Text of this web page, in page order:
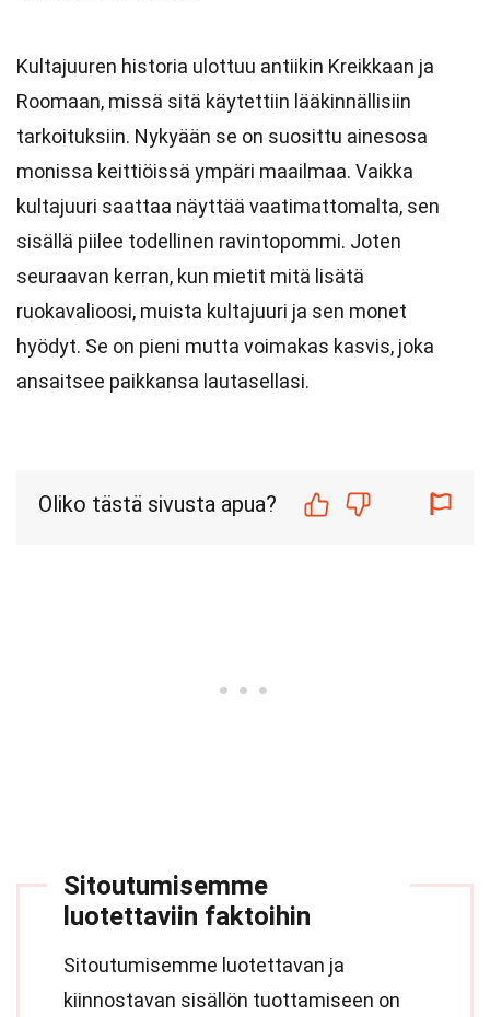
Kultajuuren historia ulottuu antiikin Kreikkaan ja
Roomaan, missä sitä käytettiin lääkinnällisiin
tarkoituksiin. Nykyään se on suosittu ainesosa
monissa keittiöissä ympäri maailmaa. Vaikka
kultajuuri saattaa näyttää vaatimattomalta, sen
sisällä piilee todellinen ravintopommi. Joten
seuraavan kerran, kun mietit mitä lisätä
ruokavalioosi, muista kultajuuri ja sen monet
hyödyt. Se on pieni mutta voimakas kasvis, joka
ansaitsee paikkansa lautasellasi.
Oliko tästä sivusta apua?
Sitoutumisemme
luotettaviin faktoihin
Sitoutumisemme luotettavan ja
kiinnostavan sisällön tuottamiseen on